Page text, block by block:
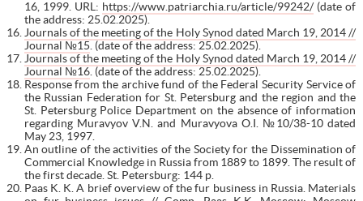
16, 1999. URL: https://www.patriarchia.ru/article/99242/(date of
the address: 25.02.2025).
Journals of the meeting of the Holy Synod dated March 19, 2014 //
Journal №15 . (date of the address: 25.02.2025).
Journals of the meeting of the Holy Synod dated March 19, 2014 //
Journal №16. (date of the address: 25.02.2025).
Response from the archive fund of the Federal Security Service of
the Russian Federation for St. Petersburg and the region and the
St. Petersburg Police Department on the absence of information
regarding Muravyov V.N. and Muravyova O.I. №10/38-10 dated
May 23, 1997.
An outline of the activities of the Society for the Dissemination of
Commercial Knowledge in Russia from 1889 to 1899. The result of
the first decade. St. Petersburg: 144 p.
Paas K. K. A brief overview of the fur business in Russia. Materials